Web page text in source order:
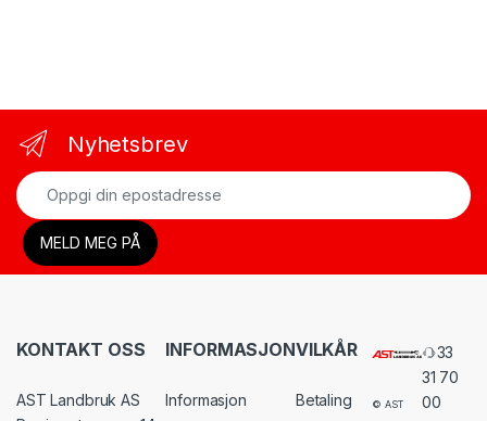
Nyhetsbrev
KONTAKT OSS
AST Landbruk AS
INFORMASJON
Informasjon
VILKÅR
Betaling © AST
33
31 70
00